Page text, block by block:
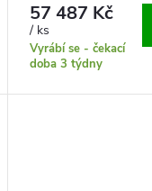
57 487 Kč
/ ks
Vyrábí se - čekací
doba 3 týdny